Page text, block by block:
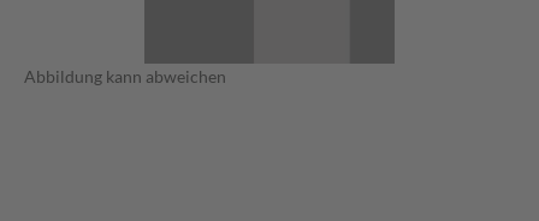
Abbildung kann abweichen